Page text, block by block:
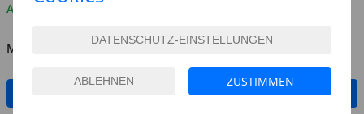
Auf Lager
MENGE
IN DEN WARENKORB
ZUSTIMMEN